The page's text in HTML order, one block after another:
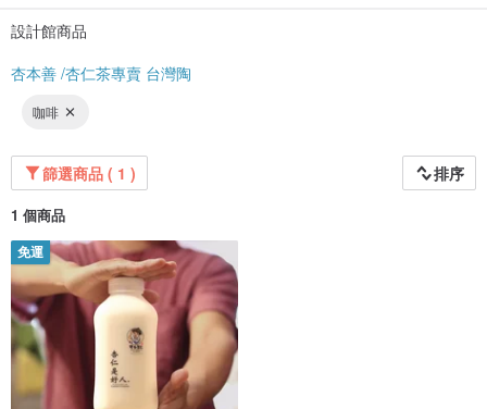
～急速降溫保持鮮度
設計館商品
杏本善 /杏仁茶專賣 台灣陶
咖啡
篩選商品 ( 1 ) 排序
1 個商品
免運